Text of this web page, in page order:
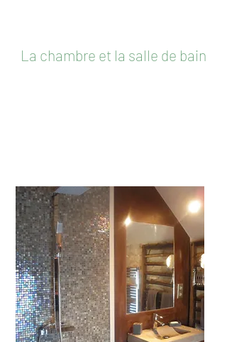
La chambre et la salle de bain